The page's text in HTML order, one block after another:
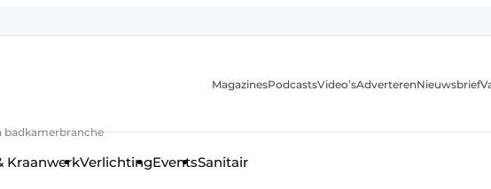
badkamerbranche
MagazinesPodcastsVideo’sAdverterenNieuwsbrief
KraanwerkVerlichtingEventsSanitair